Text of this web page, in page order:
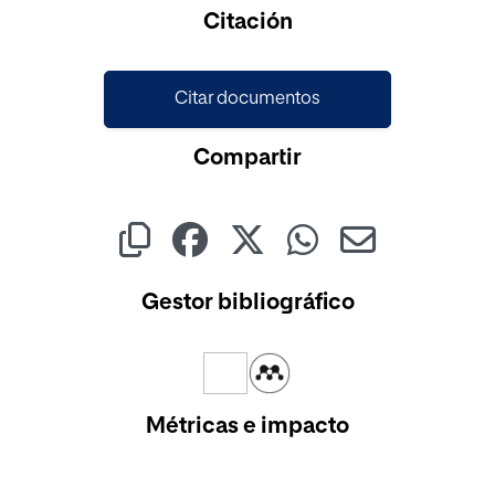
Citación
Citar documentos
Compartir
Gestor bibliográfico
Métricas e impacto